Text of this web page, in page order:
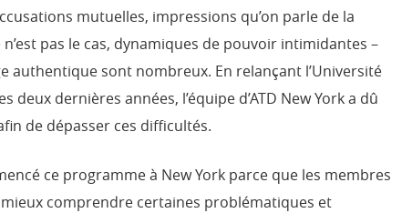
mutuelles, impressions qu’on parle de la
pas le cas, dynamiques de pouvoir intimidantes –
authentique sont nombreux. En relançant l’Université
deux dernières années, l’équipe d’ATD New York a dû
de dépasser ces difficultés.
ce programme à New York parce que les membres
comprendre certaines problématiques et